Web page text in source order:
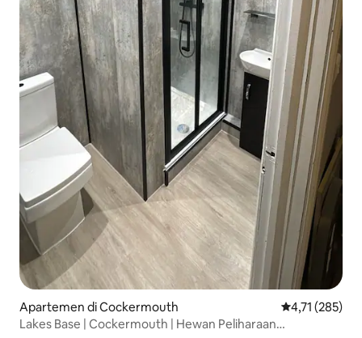
Apartemen di Cockermouth Nilai rata-rata
4,71 (285)
Lakes Base | Cockermouth | Hewan Peliharaan